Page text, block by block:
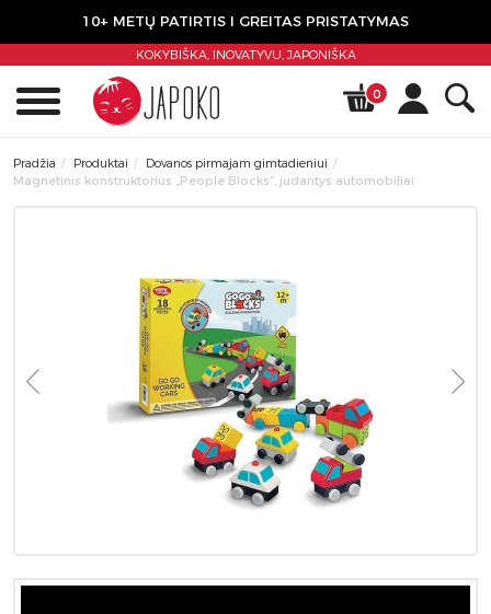
10+ METŲ PATIRTIS I GREITAS PRISTATYMAS
KOKYBIŠKA, INOVATYVU,JAPONIŠKA
0
Pradžia Produktai
Dovanos pirmajam gimtadieniui
Magnetinis konstruktorius „People Blocks”, judantys automobiliai